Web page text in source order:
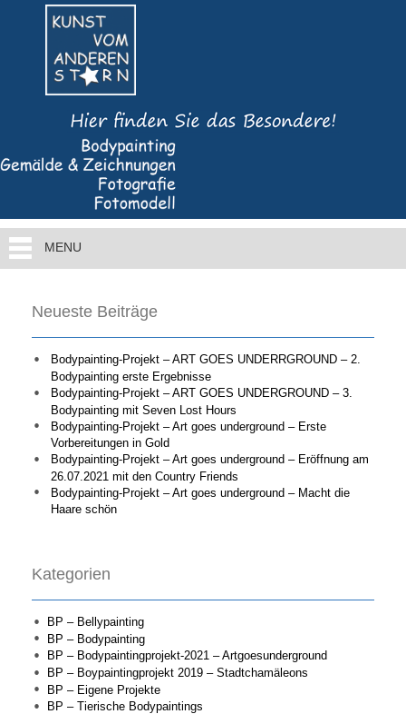
MENU
Neueste Beiträge
Bodypainting-Projekt – ART GOES UNDERRGROUND – 2.
Bodypainting erste Ergebnisse
Bodypainting-Projekt – ART GOES UNDERGROUND – 3.
Bodypainting mit Seven Lost Hours
Bodypainting-Projekt – Art goes underground – Erste
Vorbereitungen in Gold
Bodypainting-Projekt – Art goes underground – Eröffnung am
26.07.2021 mit den Country Friends
Bodypainting-Projekt – Art goes underground – Macht die
Haare schön
Kategorien
BP – Bellypainting
BP – Bodypainting
BP – Bodypaintingprojekt-2021 – Artgoesunderground
BP – Boypaintingprojekt 2019 – Stadtchamäleons
BP – Eigene Projekte
BP – Tierische Bodypaintings